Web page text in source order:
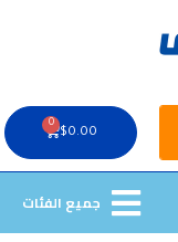
Search
$0.00
0
Cart
جميع الفئات